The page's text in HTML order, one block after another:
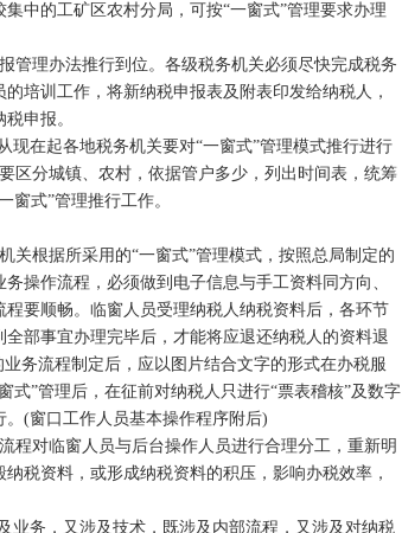
中的工矿区农村分局，可按“一窗式”管理要求办理
理办法推行到位。各级税务机关必须尽快完成税务
培训工作，将新纳税申报表及附表印发给纳税人，
申报。
在起各地税务机关要对“一窗式”管理模式推行进行
区分城镇、农村，依据管户多少，列出时间表，统筹
窗式”管理推行工作。
根据所采用的“一窗式”管理模式，按照总局制定的
操作流程，必须做到电子信息与手工资料同方向、
要顺畅。临窗人员受理纳税人纳税资料后，各环节
部事宜办理完毕后，才能将应退还纳税人的资料退
务流程制定后，应以图片结合文字的形式在办税服
式”管理后，在征前对纳税人只进行“票表稽核”及数字
(窗口工作人员基本操作程序附后)
对临窗人员与后台操作人员进行合理分工，重新明
税资料，或形成纳税资料的积压，影响办税效率，
务，又涉及技术，既涉及内部流程，又涉及对纳税